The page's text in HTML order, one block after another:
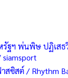
รัฐฯ พ่นพิษ ปฏิเสธ
สซิสต์ / Rhythm